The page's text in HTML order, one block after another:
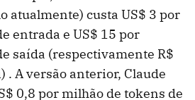
atualmente) custa US$ 3 por
entrada e US$ 15 por
saída (respectivamente R$
. A versão anterior, Claude
0,8 por milhão de tokens de